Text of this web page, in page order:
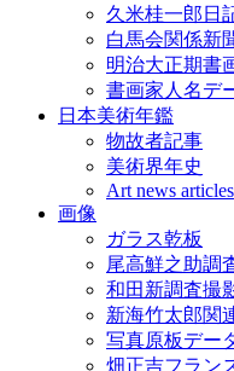
久米桂一郎日
白馬会関係新
明治大正期書
書画家人名デ
日本美術年鑑
物故者記事
美術界年史
Art news articles
画像
ガラス乾板
尾高鮮之助調
和田新調査撮
新海竹太郎関
写真原板デー
畑正吉フラン